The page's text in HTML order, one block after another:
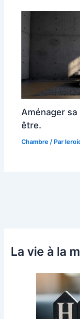
Aménager
être.
Chambre / Par
La vie à la